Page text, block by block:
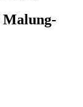
Malung-